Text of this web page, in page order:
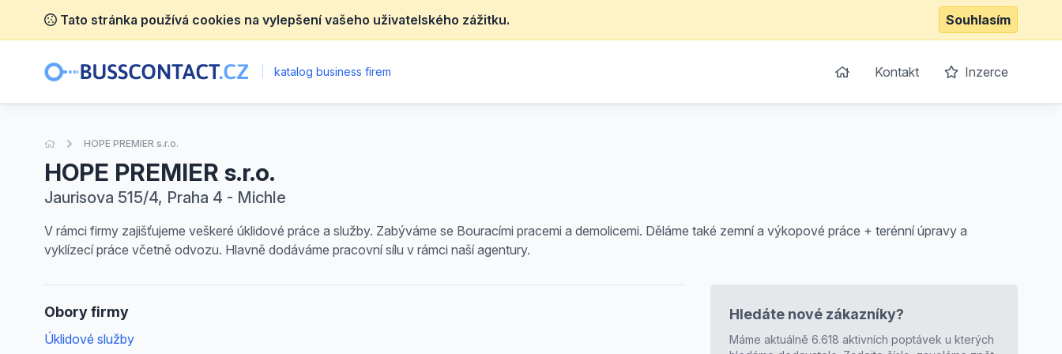
Tato stránka používá cookies na vylepšení vašeho uživatelského zážitku. Souhlasím
katalog business firem Kontakt Inzerce
Úvodní stránka
HOPE PREMIER s.r.o.
HOPE PREMIER s.r.o.
Jaurisova 515/4, Praha 4 - Michle
V rámci firmy zajišťujeme veškeré úklidové práce a služby. Zabýváme se Bouracími pracemi a demolicemi. Děláme také zemní a výkopové práce + terénní úpravy a
vyklízecí práce včetně odvozu. Hlavně dodáváme pracovní sílu v rámci naší agentury.
Obory firmy
Úklidové služby
Hledáte nové zákazníky?
Máme aktuálně 6.618 aktivních poptávek u kterých